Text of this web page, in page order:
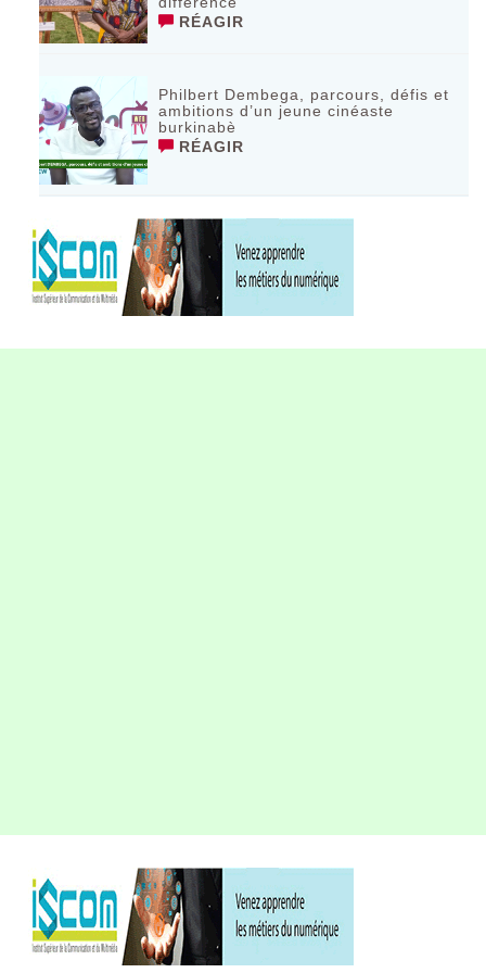
RÉAGIR
Philbert Dembega, parcours, défis et
ambitions d’un jeune cinéaste
burkinabè
RÉAGIR